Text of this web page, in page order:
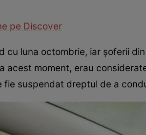
pe Discover
cu luna octombrie, iar șoferii
acest moment, erau
fie suspendat dreptul de a